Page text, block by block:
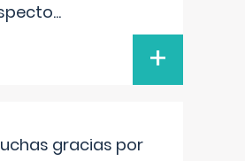
...
+
gracias por